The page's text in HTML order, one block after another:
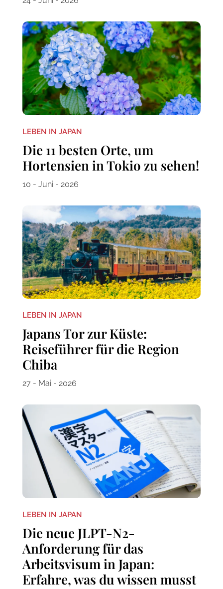
LEBEN IN JAPAN
Die 11 besten Orte, um
Hortensien in Tokio zu sehen!
10 - Juni - 2026
LEBEN IN JAPAN
Japans Tor zur Küste:
Reiseführer für die Region
Chiba
27 - Mai - 2026
LEBEN IN JAPAN
Die neue JLPT-N2-
Anforderung für das
Arbeitsvisum in Japan:
Erfahre, was du wissen musst